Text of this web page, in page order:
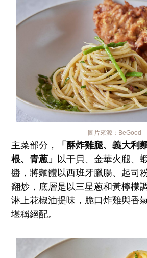
圖片來源： BeGood
主菜部分，
「酥炸雞腿、義大利
根、青蔥」 以干貝、金華火腿、
醬，將麵體以西班牙臘腸、起司
翻炒，底層是以三星蔥和黃檸檬
淋上花椒油提味，脆口炸雞與香
堪稱絕配。